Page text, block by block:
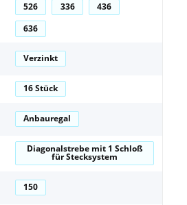
526 336
436
636
Verzinkt
16 Stück
Anbauregal
Diagonalstrebe mit 1 Schloß
für Stecksystem
150